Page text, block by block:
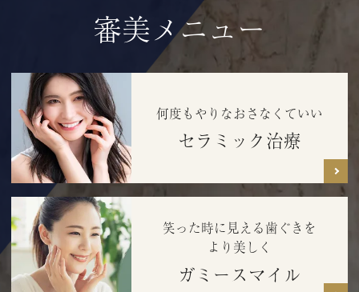
審美メニュー
何度もやりなおさなくていい
セラミック治療
笑った時に見える歯ぐきを
より美しく
ガミースマイル